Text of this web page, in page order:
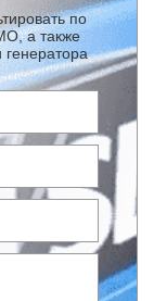
по
а также